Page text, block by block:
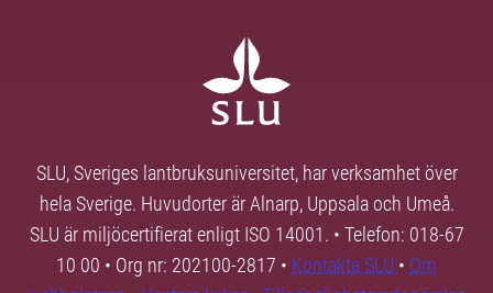
SLU, Sveriges lantbruksuniversitet, har verksamhet över
hela Sverige. Huvudorter är Alnarp, Uppsala och Umeå.
SLU är miljöcertifierat enligt ISO 14001. • Telefon: 018-67
10 00 • Org nr: 202100-2817 • Kontakta SLU • Om